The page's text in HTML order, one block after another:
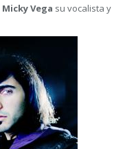
Micky Vega su vocalista y